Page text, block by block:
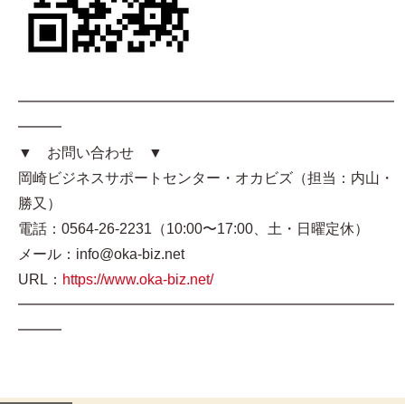
━━━━━━━━━━━━━━━━━━━━━━━━━━
━━━
▼ お問い合わせ ▼
岡崎ビジネスサポートセンター・オカビズ（担当：内山・
勝又）
電話：0564-26-2231（10:00〜17:00、土・日曜定休）
メール：info@oka-biz.net
URL： https://www.oka-biz.net/
━━━━━━━━━━━━━━━━━━━━━━━━━━
━━━